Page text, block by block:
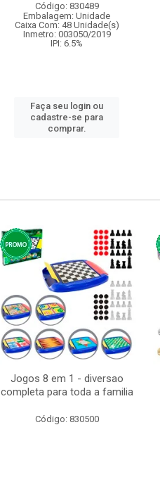
Código: 830489
Embalagem: Unidade
Caixa Com: 48 Unidade(s)
Inmetro: 003050/2019
IPI: 6.5%
Faça seu login ou
cadastre-se para
comprar.
Jogos 8 em 1 - diversao
completa para toda a familia
Código: 830500